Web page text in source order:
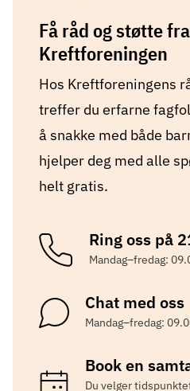
Få råd og støtte fra
Kreftforeningen
Hos Kreftforeningens
treffer du erfarne
å snakke med både
hjelper deg med alle
helt gratis.
Ring oss på
Mandag–fredag:
Chat med oss
Mandag–fredag:
Book en
Du velger